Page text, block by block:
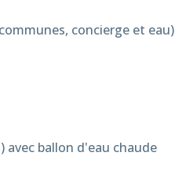
concierge et eau)
avec ballon d'eau chaude